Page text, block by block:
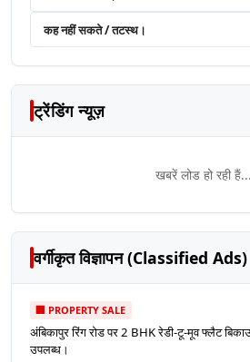
कह नहीं सकते / तटस्थ।
ट्रेंडिंग न्यूज़
खबरें लोड हो रही हैं...
वर्गीकृत विज्ञापन (Classified Ads)
🏢 PROPERTY SALE
अंबिकापुर रिंग रोड पर 2 BHK रेडी-टू-मूव फ्लैट
उपलब्ध।